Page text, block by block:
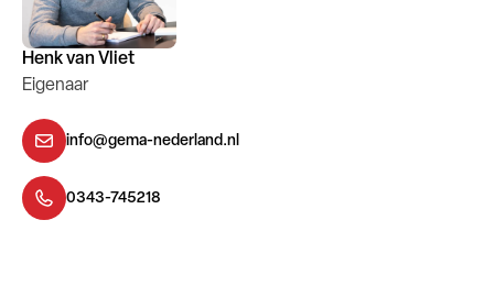
Henk van Vliet
Eigenaar
info@gema-nederland.nl
0343-745218